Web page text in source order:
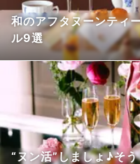
和のアフタヌーンティ
ル9選
“ヌン活”しましょ♪そ